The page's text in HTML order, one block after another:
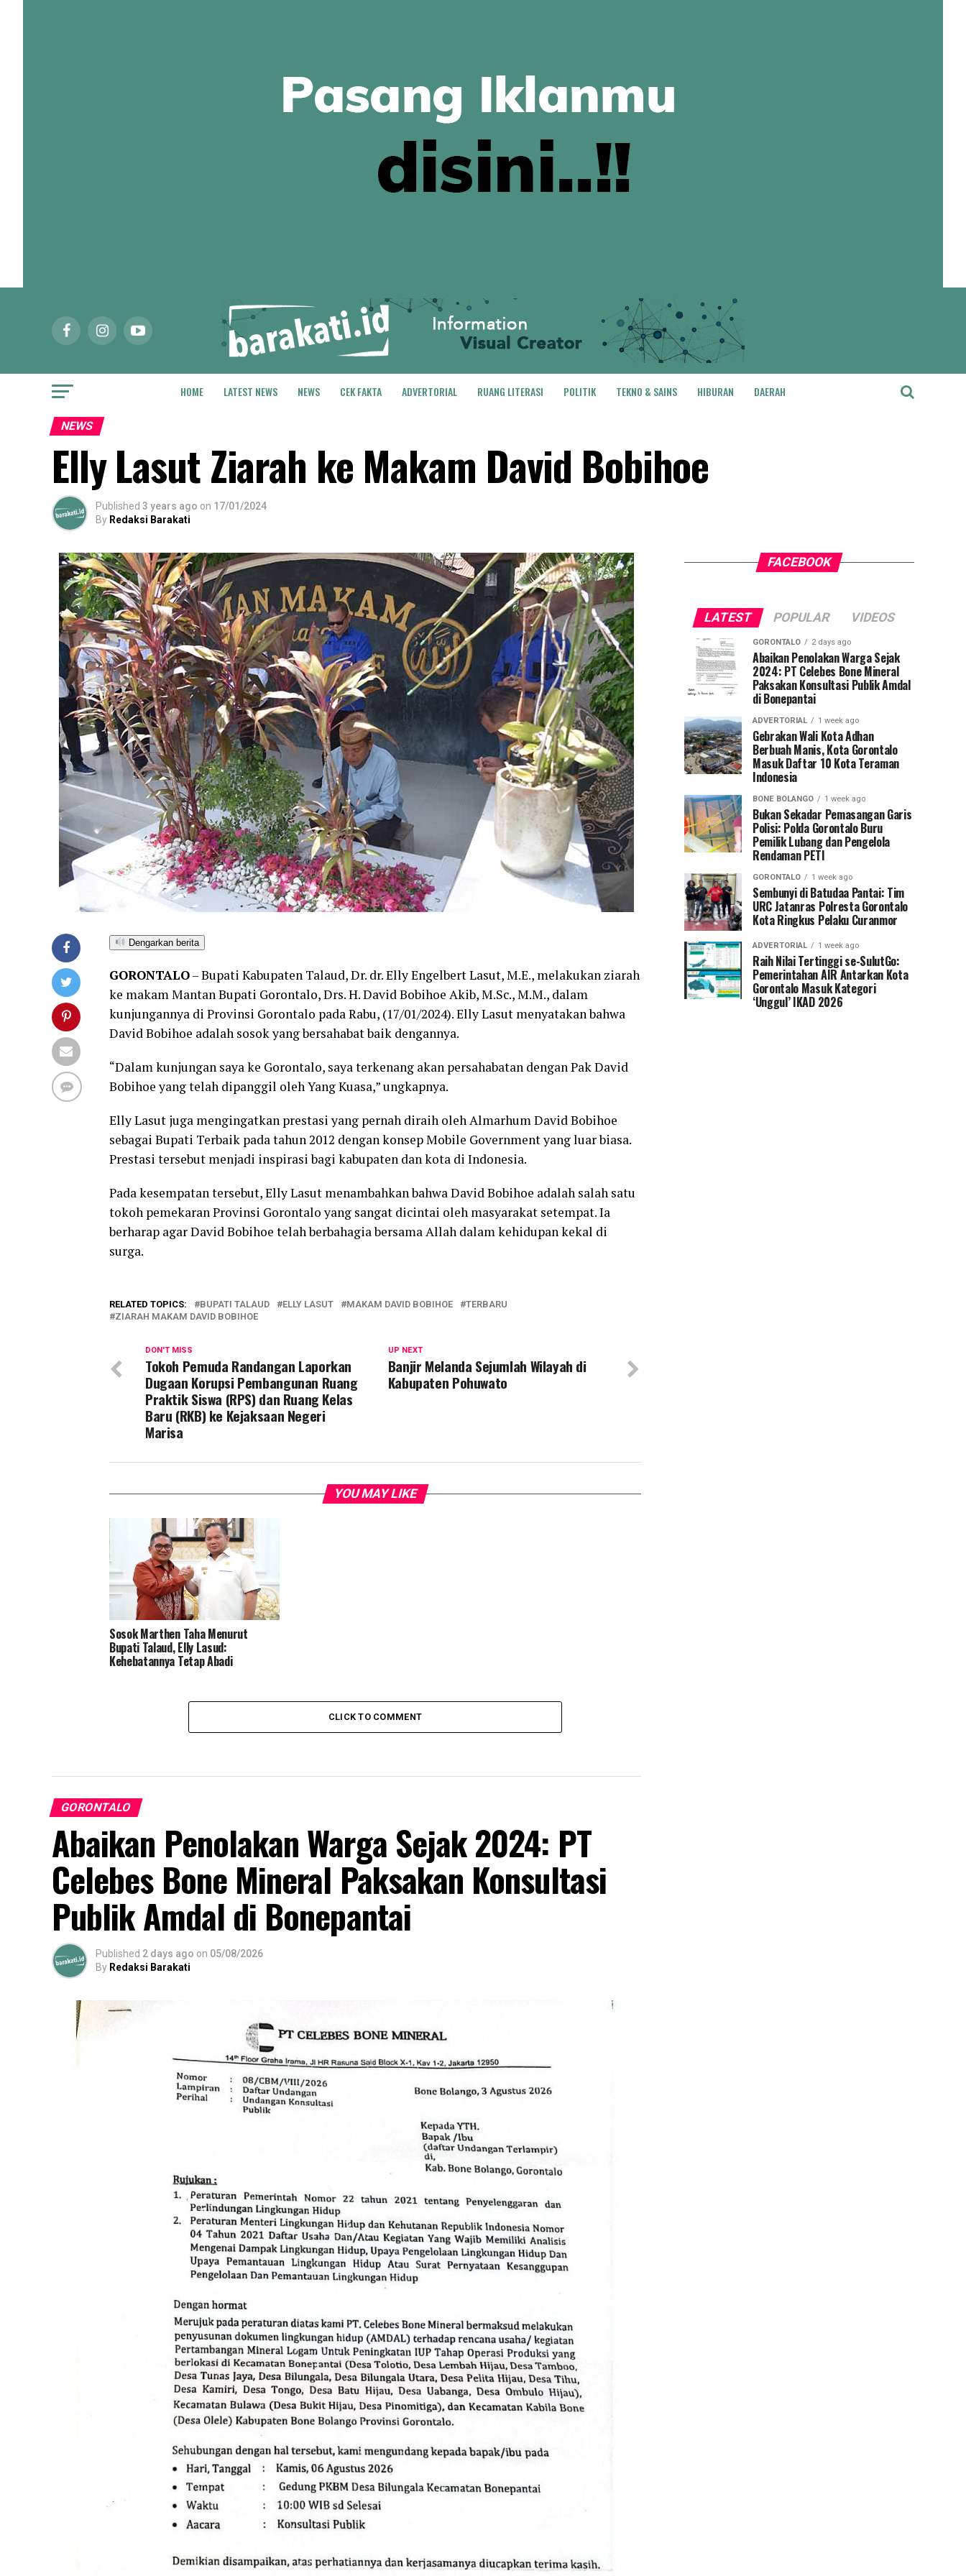
HOME LATEST NEWS NEWS CEK FAKTA ADVERTORIAL RUANG LITERASI POLITIK TEKNO & SAINS HIBURAN DAERAH
NEWS
Elly Lasut Ziarah ke Makam David Bobihoe
Published 3 years ago on 17/01/2024
By Redaksi Barakati
Dengarkan berita
GORONTALO– Bupati Kabupaten Talaud, Dr. dr. Elly Engelbert Lasut, M.E., melakukan ziarah
ke makam Mantan Bupati Gorontalo, Drs. H. David Bobihoe Akib, M.Sc., M.M., dalam
kunjungannya di Provinsi Gorontalo pada Rabu, (17/01/2024). Elly Lasut menyatakan bahwa
David Bobihoe adalah sosok yang bersahabat baik dengannya.
“Dalam kunjungan saya ke Gorontalo, saya terkenang akan persahabatan dengan Pak David
Bobihoe yang telah dipanggil oleh Yang Kuasa,” ungkapnya.
Elly Lasut juga mengingatkan prestasi yang pernah diraih oleh Almarhum David Bobihoe
sebagai Bupati Terbaik pada tahun 2012 dengan konsep Mobile Government yang luar biasa.
Prestasi tersebut menjadi inspirasi bagi kabupaten dan kota di Indonesia.
Pada kesempatan tersebut, Elly Lasut menambahkan bahwa David Bobihoe adalah salah satu
tokoh pemekaran Provinsi Gorontalo yang sangat dicintai oleh masyarakat setempat. Ia
berharap agar David Bobihoe telah berbahagia bersama Allah dalam kehidupan kekal di
surga.
RELATED TOPICS: BUPATI TALAUD ELLY LASUT MAKAM DAVID BOBIHOE
TERBARU
ZIARAH MAKAM DAVID BOBIHOE
UP NEXT
Banjir Melanda Sejumlah Wilayah di
Kabupaten Pohuwato
DON'T MISS
Tokoh Pemuda Randangan Laporkan
Dugaan Korupsi Pembangunan Ruang
Praktik Siswa (RPS) dan Ruang Kelas
Baru (RKB) ke Kejaksaan Negeri
Marisa
YOU MAY LIKE
Sosok Marthen Taha Menurut
Bupati Talaud, Elly Lasud:
Kehebatannya Tetap Abadi
CLICK TO COMMENT
GORONTALO
Abaikan Penolakan Warga Sejak 2024: PT
Celebes Bone Mineral Paksakan Konsultasi
Publik Amdal di Bonepantai
Published 2 days ago on 05/08/2026
By Redaksi Barakati
FACEBOOK
LATEST POPULAR VIDEOS
GORONTALO 2 days ago
Abaikan Penolakan Warga Sejak
2024: PT Celebes Bone Mineral
Paksakan Konsultasi Publik Amdal
di Bonepantai
ADVERTORIAL 1 week ago
Gebrakan Wali Kota Adhan
Berbuah Manis, Kota Gorontalo
Masuk Daftar 10 Kota Teraman
Indonesia
BONE BOLANGO 1 week ago
Bukan Sekadar Pemasangan Garis
Polisi: Polda Gorontalo Buru
Pemilik Lubang dan Pengelola
Rendaman PETI
GORONTALO 1 week ago
Sembunyi di Batudaa Pantai: Tim
URC Jatanras Polresta Gorontalo
Kota Ringkus Pelaku Curanmor
ADVERTORIAL 1 week ago
Raih Nilai Tertinggi se-SulutGo:
Pemerintahan AIR Antarkan Kota
Gorontalo Masuk Kategori
‘Unggul’ IKAD 2026